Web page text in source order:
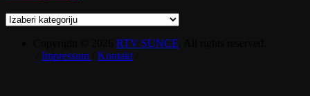
Kategorije
RTV SUNCE
Impressum Kontakt